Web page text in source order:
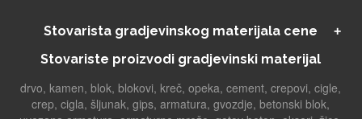
Stovarista gradjevinskog materijala cene
Stovariste proizvodi gradjevinski materijal
drvo, kamen, blok, blokovi, kreč, opeka, cement, crepovi, cigle,
crep, cigla, šljunak, gips, armatura, gvozdje, betonski blok,